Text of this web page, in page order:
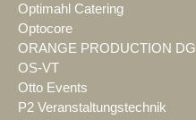
Optimahl Catering
Optocore
ORANGE PRODUCTION DG
OS-VT
Otto Events
P2 Veranstaltungstechnik